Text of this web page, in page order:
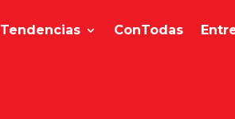
Tendencias ConTodas